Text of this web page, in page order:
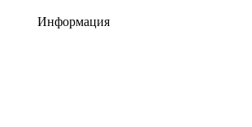
Информация